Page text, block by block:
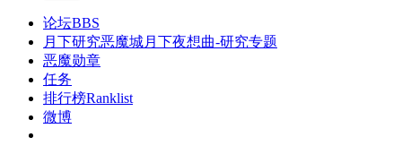
论坛BBS
月下研究恶魔城月下夜想曲-研究专题
恶魔勋章
任务
排行榜Ranklist
微博